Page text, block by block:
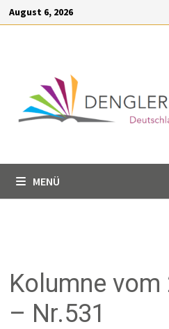
springen
August 6, 2026
MENÜ
Kolumne
– Nr.531